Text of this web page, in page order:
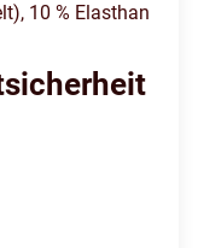
10 % Elasthan